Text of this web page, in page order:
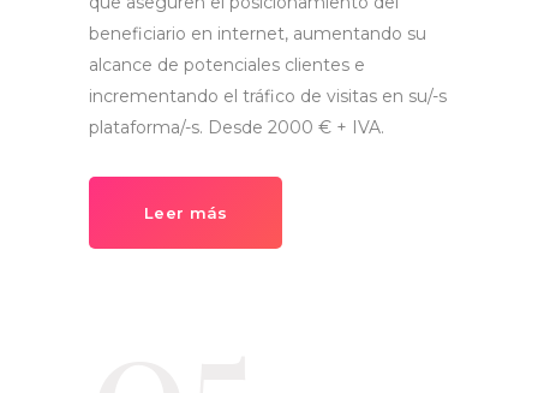
beneficiario en internet, aumentando su
alcance de potenciales clientes e
incrementando el tráfico de visitas en su/-s
plataforma/-s. Desde 2000 € + IVA.
Leer más